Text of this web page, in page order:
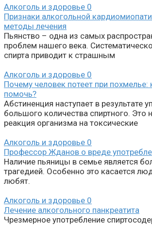
Алкоголь и здоровье 0
Признаки алкогольной
методы лечения
Пьянство – одна из самых
проблем нашего века.
спирта приводит к страшным
Алкоголь и здоровье 0
Почему человек потеет при
помочь?
Абстиненция наступает в результате
большого количества спиртного. Это
реакция организма на токсические
Алкоголь и здоровье 0
Профессор Жданов о вреде
Наличие пьяницы в семье является
трагедией. Особенно это касается
любят.
Алкоголь и здоровье 0
Лечение алкогольного панкреатита
Чрезмерное употребление